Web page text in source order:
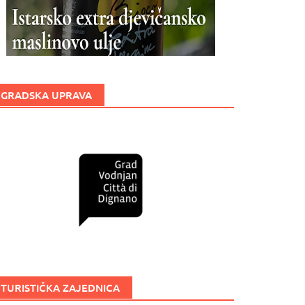
GRADSKA UPRAVA
TURISTIČKA ZAJEDNICA